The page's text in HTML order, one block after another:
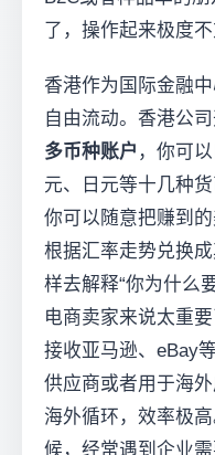
了，操作起来极度不
香港作为国际金融
自由流动。香港公
多币种账户 ，你可
元、日元等十几种
你可以随意把赚到
根据汇率走势兑换
样去解释“你为什么
电商卖家来说太重
接收亚马逊、eBay
供应商或者用于海
海外循环，效率极
候，经常遇到企业